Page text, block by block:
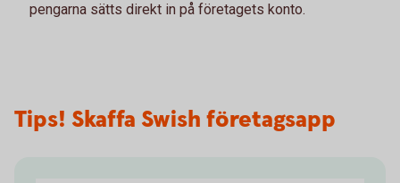
pengarna sätts direkt in på företagets konto.
Tips! Skaffa Swish företagsapp